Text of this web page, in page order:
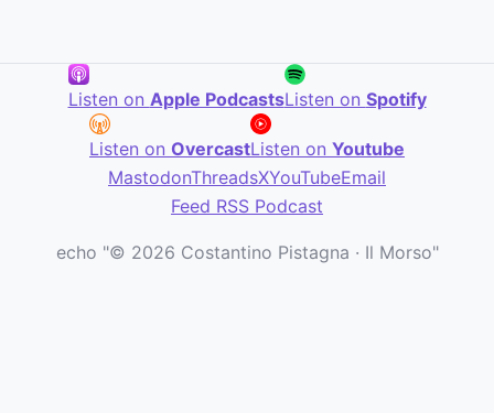
Listen on Apple PodcastsListen on Spotify
Listen on OvercastListen on Youtube
MastodonThreadsXYouTubeEmail
Feed RSS Podcast
echo "© 2026 Costantino Pistagna · Il Morso"